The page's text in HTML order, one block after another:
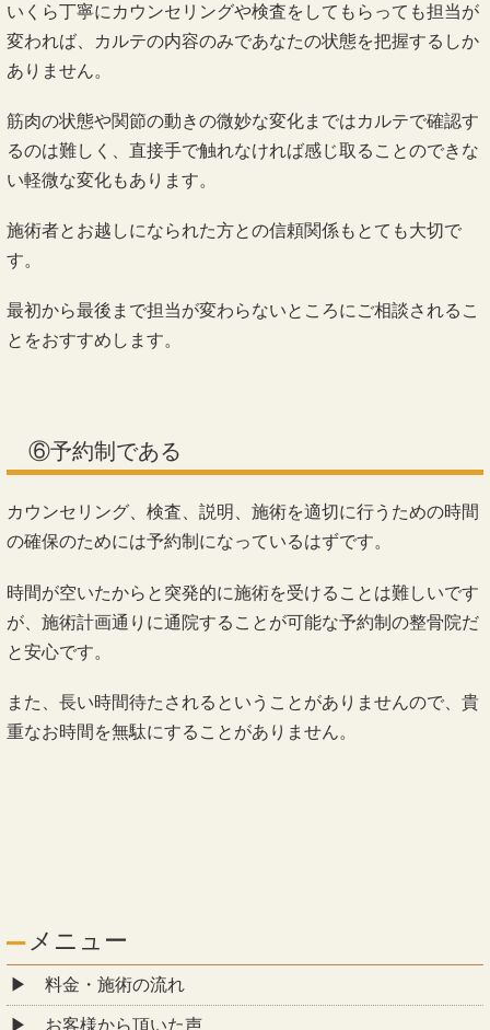
いくら丁寧にカウンセリングや検査をしてもらっても担当が
変われば、カルテの内容のみであなたの状態を把握するしか
ありません。
筋肉の状態や関節の動きの微妙な変化まではカルテで確認す
るのは難しく、直接手で触れなければ感じ取ることのできな
い軽微な変化もあります。
施術者とお越しになられた方との信頼関係もとても大切で
す。
最初から最後まで担当が変わらないところにご相談されるこ
とをおすすめします。
⑥予約制である
カウンセリング、検査、説明、施術を適切に行うための時間
の確保のためには予約制になっているはずです。
時間が空いたからと突発的に施術を受けることは難しいです
が、施術計画通りに通院することが可能な予約制の整骨院だ
と安心です。
また、長い時間待たされるということがありませんので、貴
重なお時間を無駄にすることがありません。
メニュー
料金・施術の流れ
お客様から頂いた声